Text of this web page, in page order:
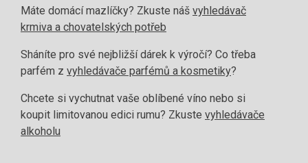
Máte domácí mazlíčky? Zkuste náš vyhledávač
krmiva a chovatelských potřeb
Sháníte pro své nejbližší dárek k výročí? Co třeba
parfém z vyhledávače parfémů a kosmetiky?
Chcete si vychutnat vaše oblíbené víno nebo si
koupit limitovanou edici rumu? Zkuste vyhledávače
alkoholu